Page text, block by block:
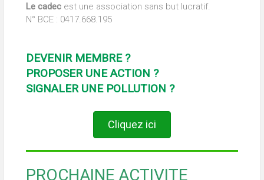
Le cadecest une association sans but lucratif.
N° BCE : 0417.668.195
DEVENIR MEMBRE ?
PROPOSER UNE ACTION ?
SIGNALER UNE POLLUTION ?
Cliquez ici
PROCHAINE ACTIVITE